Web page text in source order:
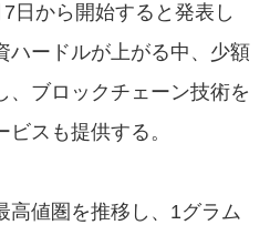
7日から開始すると発表し
ハードルが上がる中、少額
、ブロックチェーン技術を
スも提供する。
値圏を推移し、1グラム